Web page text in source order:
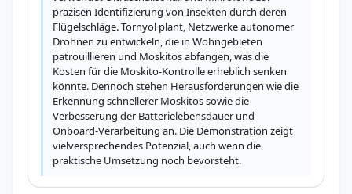
präzisen Identifizierung von Insekten durch deren
Flügelschläge. Tornyol plant, Netzwerke autonomer
Drohnen zu entwickeln, die in Wohngebieten
patrouillieren und Moskitos abfangen, was die
Kosten für die Moskito-Kontrolle erheblich senken
könnte. Dennoch stehen Herausforderungen wie die
Erkennung schnellerer Moskitos sowie die
Verbesserung der Batterielebensdauer und
Onboard-Verarbeitung an. Die Demonstration zeigt
vielversprechendes Potenzial, auch wenn die
praktische Umsetzung noch bevorsteht.